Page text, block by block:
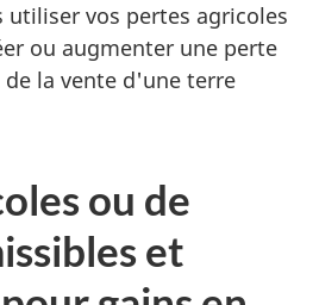
utiliser vos pertes agricoles
ou augmenter une perte
la vente d'une terre
ou de
et